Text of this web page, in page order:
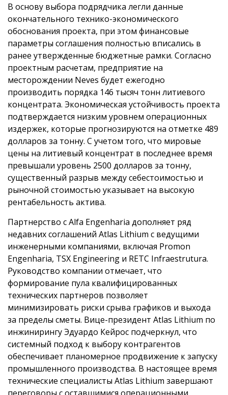
В основу выбора подрядчика легли данные
окончательного технико-экономического
обоснования проекта, при этом финансовые
параметры соглашения полностью вписались в
ранее утвержденные бюджетные рамки. Согласно
проектным расчетам, предприятие на
месторождении Neves будет ежегодно
производить порядка 146 тысяч тонн литиевого
концентрата. Экономическая устойчивость проекта
подтверждается низким уровнем операционных
издержек, которые прогнозируются на отметке 489
долларов за тонну. С учетом того, что мировые
цены на литиевый концентрат в последнее время
превышали уровень 2500 долларов за тонну,
существенный разрыв между себестоимостью и
рыночной стоимостью указывает на высокую
рентабельность актива.
Партнерство с Alfa Engenharia дополняет ряд
недавних соглашений Atlas Lithium с ведущими
инженерными компаниями, включая Promon
Engenharia, TSX Engineering и RETC Infraestrutura.
Руководство компании отмечает, что
формирование пула квалифицированных
технических партнеров позволяет
минимизировать риски срыва графиков и выхода
за пределы сметы. Вице-президент Atlas Lithium по
инжинирингу Эдуардо Кейрос подчеркнул, что
системный подход к выбору контрагентов
обеспечивает планомерное продвижение к запуску
промышленного производства. В настоящее время
технические специалисты Atlas Lithium завершают